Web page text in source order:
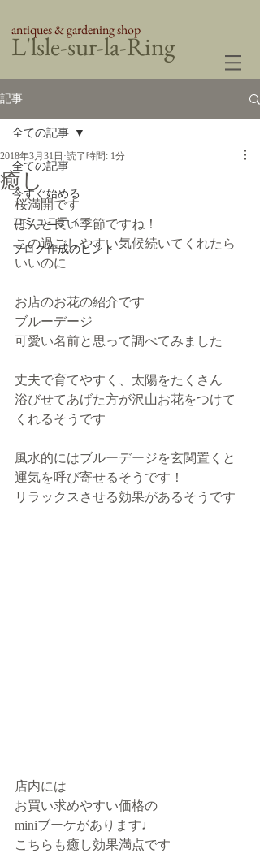
​L'lsle-sur-la-Ring
antiques & gardening shop
記事
全ての記事
今すぐ始める
コミュニティ
ブログ作成のヒント
全ての記事
癒し
2018年3月31日 読了時間: 1分
桜満開です
ほんと良い季節ですね！
この過ごしやすい気候続いてくれたら
いいのに
お店のお花の紹介です
ブルーデージ
可愛い名前と思って調べてみました
丈夫で育てやすく、太陽をたくさん
浴びせてあげた方が沢山お花をつけて
くれるそうです
風水的にはブルーデージを玄関置くと
運気を呼び寄せるそうです！
リラックスさせる効果があるそうです
店内には
お買い求めやすい価格の
miniブーケがあります♩
こちらも癒し効果満点です